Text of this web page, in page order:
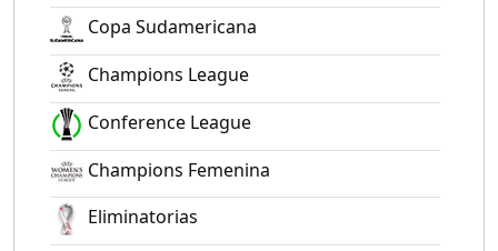
Copa Sudamericana
Champions League
Conference League
Champions Femenina
Eliminatorias